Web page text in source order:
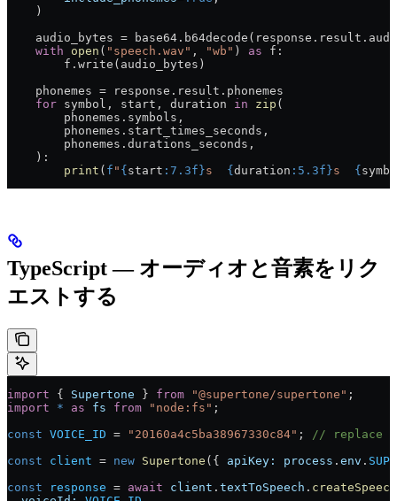
    )
audio_bytes =
    with
open ( "speech.wav" , "wb" ) as f:
        f.write(audio_bytes)
    phonemes = response.result.phonemes
    for
symbol, start, duration in zip (
        phonemes.symbols,
        phonemes.start_times_seconds,
        phonemes.durations_seconds,
    ):
        print
( f " { start :7.3f}s { duration :5.3f}s {
TypeScript — オーディオと音素をリク
エストする
import { Supertone } from "@supertone/supertone" ;
import * as fs from "node:fs" ;
const VOICE_ID = "20160a4c5ba38967330c84" ;
// replace
const client = new Supertone ({ apiKey: process . env .
const response = await client . textToSpeech . createSpeech